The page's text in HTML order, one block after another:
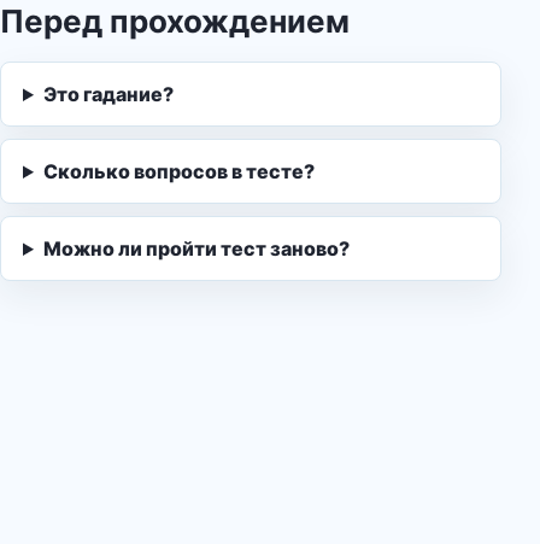
Перед прохождением
Это гадание?
Сколько вопросов в тесте?
Можно ли пройти тест заново?